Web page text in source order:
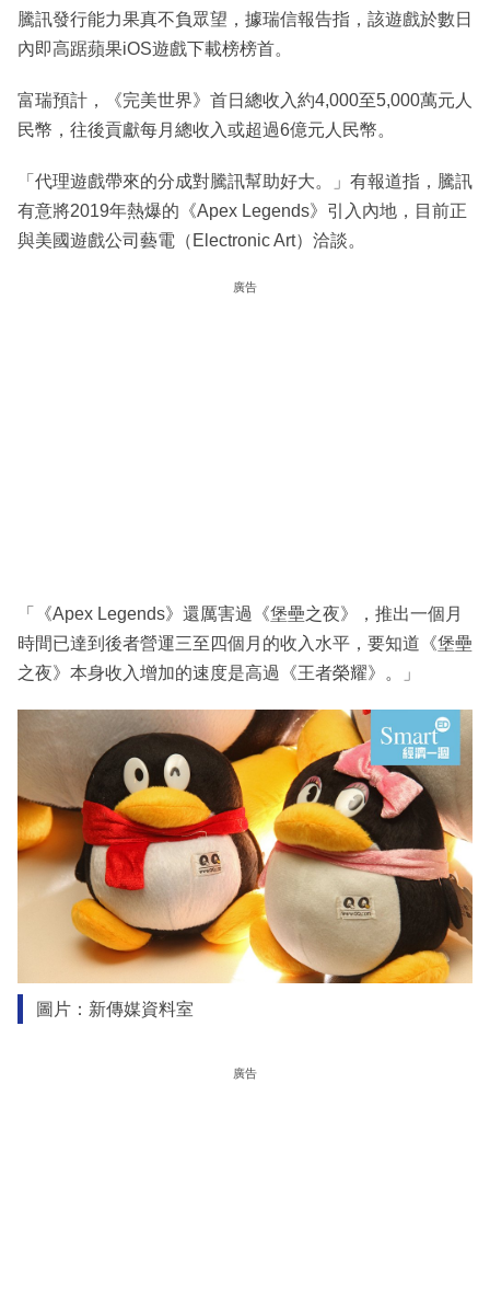
騰訊發行能力果真不負眾望，據瑞信報告指，該遊戲於數日
內即高踞蘋果iOS遊戲下載榜榜首。
富瑞預計，《完美世界》首日總收入約4,000至5,000萬元人
民幣，往後貢獻每月總收入或超過6億元人民幣。
「代理遊戲帶來的分成對騰訊幫助好大。」有報道指，騰訊
有意將2019年熱爆的《Apex Legends》引入內地，目前正
與美國遊戲公司藝電（Electronic Art）洽談。
廣告
「《Apex Legends》還厲害過《堡壘之夜》，推出一個月
時間已達到後者營運三至四個月的收入水平，要知道《堡壘
之夜》本身收入增加的速度是高過《王者榮耀》。」
圖片：新傳媒資料室
廣告